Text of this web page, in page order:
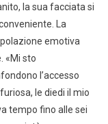
la sua facciata si
La
emotiva
«Mi sto
l’accesso
le diedi il mio
tempo fino alle sei